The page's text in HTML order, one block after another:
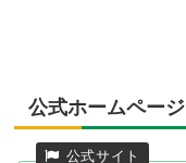
公式ホームページ